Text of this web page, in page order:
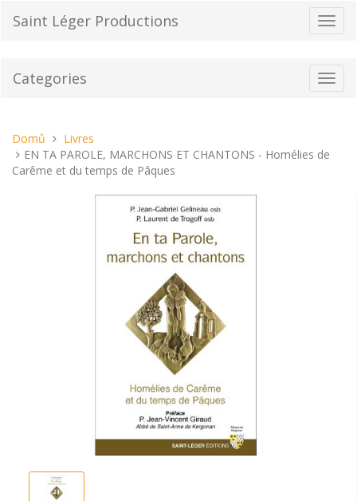
Saint Léger Productions
Categories
Nacházíte
se
tady:
Domů
Livres
EN TA PAROLE, MARCHONS ET CHANTONS - Homélies de
Carême et du temps de Pâques